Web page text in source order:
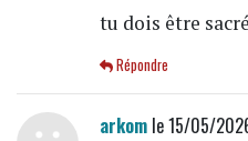
tu dois être
Répondre
arkomle 15/05/